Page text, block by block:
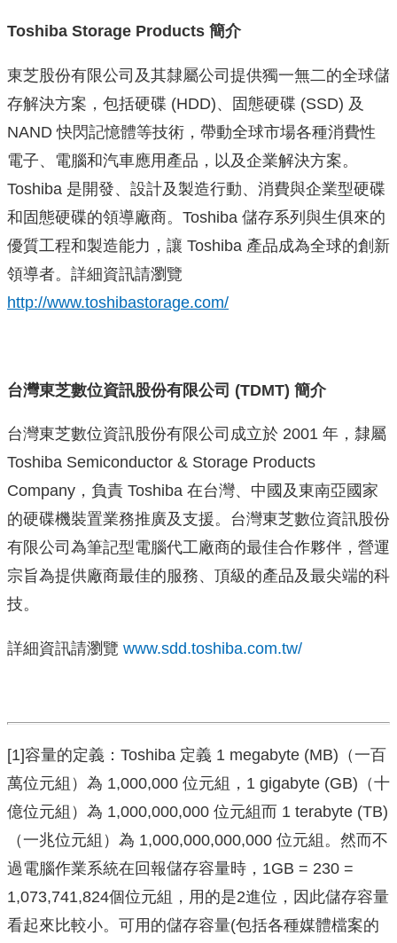
Toshiba Storage Products 簡介
東芝股份有限公司及其隸屬公司提供獨一無二的全球儲
存解決方案，包括硬碟 (HDD)、固態硬碟 (SSD) 及
NAND 快閃記憶體等技術，帶動全球市場各種消費性
電子、電腦和汽車應用產品，以及企業解決方案。
Toshiba 是開發、設計及製造行動、消費與企業型硬碟
和固態硬碟的領導廠商。Toshiba 儲存系列與生俱來的
優質工程和製造能力，讓 Toshiba 產品成為全球的創新
領導者。詳細資訊請瀏覽
http://www.toshibastorage.com/
台灣東芝數位資訊股份有限公司 (TDMT) 簡介
台灣東芝數位資訊股份有限公司成立於 2001 年，隸屬
Toshiba Semiconductor & Storage Products
Company，負責 Toshiba 在台灣、中國及東南亞國家
的硬碟機裝置業務推廣及支援。台灣東芝數位資訊股份
有限公司為筆記型電腦代工廠商的最佳合作夥伴，營運
宗旨為提供廠商最佳的服務、頂級的產品及最尖端的科
技。
詳細資訊請瀏覽 www.sdd.toshiba.com.tw/
[1]容量的定義：Toshiba 定義 1 megabyte (MB)（一百
萬位元組）為 1,000,000 位元組，1 gigabyte (GB)（十
億位元組）為 1,000,000,000 位元組而 1 terabyte (TB)
（一兆位元組）為 1,000,000,000,000 位元組。然而不
過電腦作業系統在回報儲存容量時，1GB = 230 =
1,073,741,824個位元組，用的是2進位，因此儲存容量
看起來比較小。可用的儲存容量(包括各種媒體檔案的